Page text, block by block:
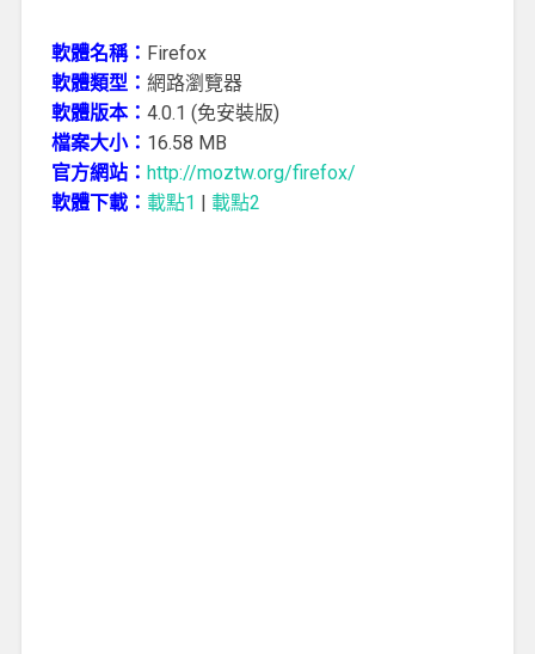
軟體名稱： Firefox
軟體類型： 網路瀏覽器
軟體版本： 4.0.1 (免安裝版)
檔案大小： 16.58 MB
官方網站： http://moztw.org/firefox/
軟體下載： 載點1 載點2